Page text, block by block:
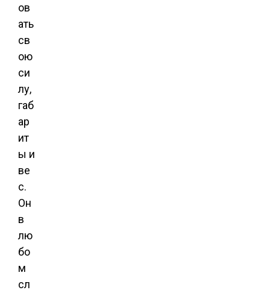
ов
ать
св
ою
си
лу,
габ
ар
ит
ы и
ве
с.
Он
в
лю
бо
м
сл